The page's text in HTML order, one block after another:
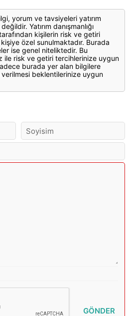
yorum ve tavsiyeleri yatırım
Yatırım danışmanlığı
kişilerin risk ve getiri
özel sunulmaktadır. Burada
ise genel niteliktedir. Bu
ile risk ve getiri tercihlerinize uygun
burada yer alan bilgilere
verilmesi beklentilerinize uygun
GÖNDER